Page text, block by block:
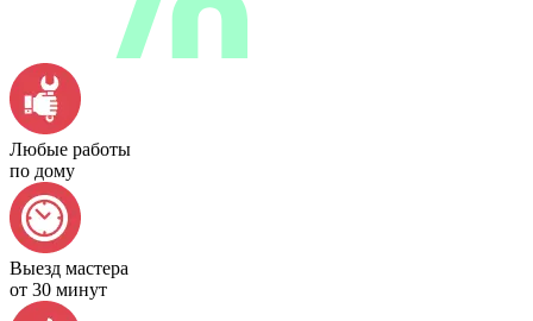
Любые работы
по дому
Выезд мастера
от 30 минут